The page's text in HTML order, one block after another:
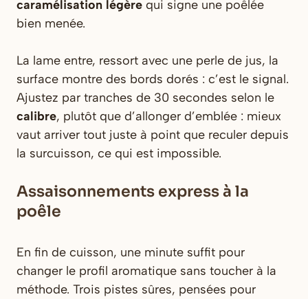
caramélisation légère qui signe une poêlée
bien menée.
La lame entre, ressort avec une perle de jus, la
surface montre des bords dorés : c’est le signal.
Ajustez par tranches de 30 secondes selon le
calibre, plutôt que d’allonger d’emblée : mieux
vaut arriver tout juste à point que reculer depuis
la surcuisson, ce qui est impossible.
Assaisonnements express à la
poêle
En fin de cuisson, une minute suffit pour
changer le profil aromatique sans toucher à la
méthode. Trois pistes sûres, pensées pour